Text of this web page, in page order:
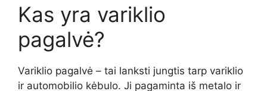
Kas yra variklio
pagalvė?
Variklio pagalvė – tai lanksti jungtis tarp variklio
ir automobilio kėbulo. Ji pagaminta iš metalo ir